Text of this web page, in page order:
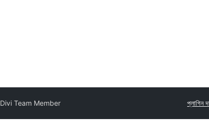
Divi Team Member প্লাগিন